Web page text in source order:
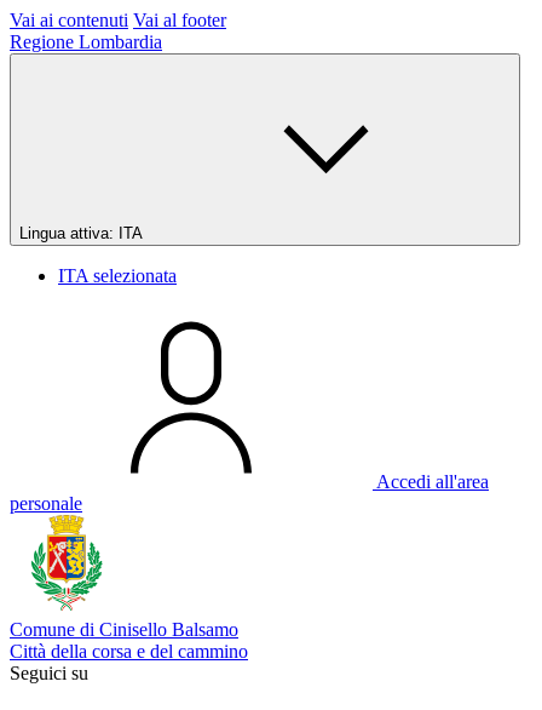
Vai ai contenuti Vai al footer
Regione Lombardia
Lingua attiva: ITA
ITA selezionata
Accedi all'area
personale
Comune di Cinisello Balsamo
Città della corsa e del cammino
Seguici su